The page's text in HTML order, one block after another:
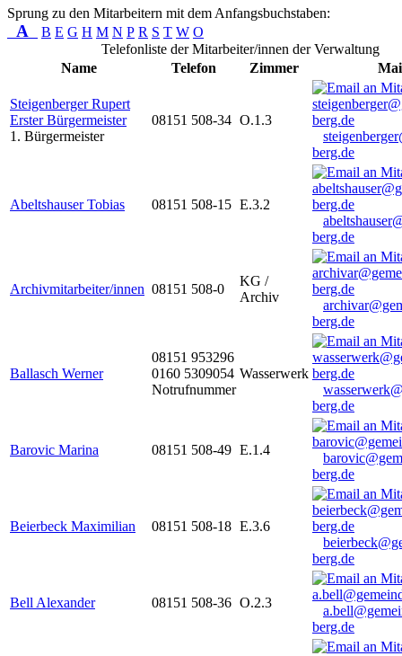
Sprung zu den Mitarbeitern mit dem Anfangsbuchstaben:
A B E G H M N P R S T W O
Telefonliste der Mitarbeiter/innen der Verwaltung
Name
Telefon Zimmer
Steigenberger Rupert
Erster Bürgermeister
1. Bürgermeister
08151 508-34 O.1.3
berg.de
Abeltshauser Tobias 08151 508-15 E.3.2
berg.de
Archivmitarbeiter/innen 08151 508-0
KG /
Archiv
berg.de
Ballasch Werner
08151 953296
0160 5309054
Notrufnummer
Wasserwerk
berg.de
Barovic Marina 08151 508-49 E.1.4
berg.de
Beierbeck Maximilian 08151 508-18 E.3.6
berg.de
Bell Alexander 08151 508-36 O.2.3
berg.de